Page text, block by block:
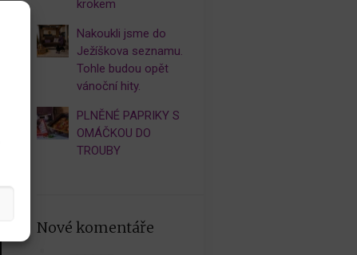
krokem
Nakoukli jsme do
Ježíškova seznamu.
Tohle budou opět
vánoční hity.
PLNĚNÉ PAPRIKY S
OMÁČKOU DO
TROUBY
Nové komentáře